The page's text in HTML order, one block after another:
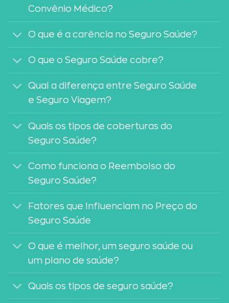
Convênio Médico?
O que é a carência no Seguro Saúde?
O que o Seguro Saúde cobre?
Qual a diferença entre Seguro Saúde
e Seguro Viagem?
Quais os tipos de coberturas do
Seguro Saúde?
Como funciona o Reembolso do
Seguro Saúde?
Fatores que Influenciam no Preço do
Seguro Saúde
O que é melhor, um seguro saúde ou
um plano de saúde?
Quais os tipos de seguro saúde?